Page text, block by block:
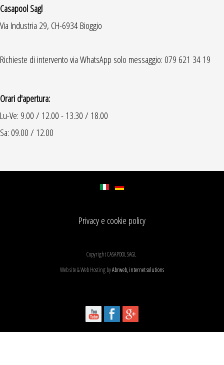
Casapool Sagl
Via Industria 29, CH-6934 Bioggio
Richieste di intervento via WhatsApp solo messaggio: 079 621 34 19
Orari d'apertura:
Lu-Ve: 9.00 / 12.00 - 13.30 / 18.00
Sa: 09.00 / 12.00
Privacy e cookie policy
Copyright CASAPOOL SAGL
Web site & Web Hosting byAbrweb, internet solutions